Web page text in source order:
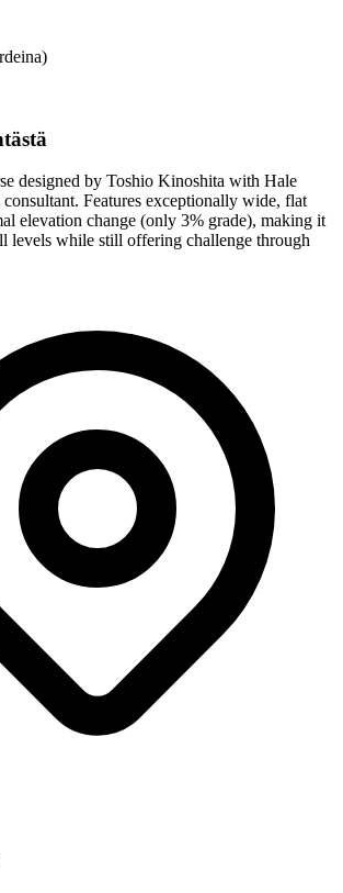
designed by Toshio Kinoshita with Hale
Features exceptionally wide, flat
elevation change (only 3% grade), making it
levels while still offering challenge through